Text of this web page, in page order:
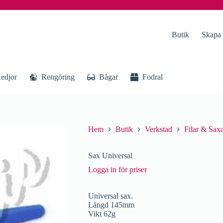
Butik
Rengöring Bågar Fodral
Hem Butik Verkstad Filar &
Sax Universal
Logga in för priser
Universal sax.
Längd 145mm
Vikt 62g